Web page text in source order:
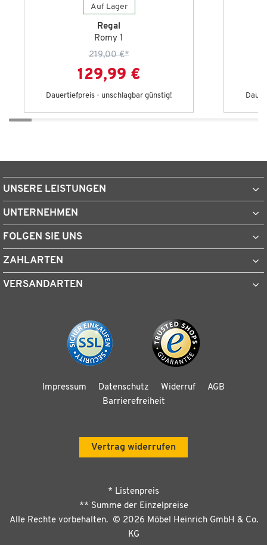
Auf Lager
Regal
Romy 1
219,00 €*
129,99 €
Dauertiefpreis - unschlagbar günstig!
UNSERE LEISTUNGEN
UNTERNEHMEN
FOLGEN SIE UNS
ZAHLARTEN
VERSANDARTEN
Impressum Datenschutz Widerruf
AGB
Barrierefreiheit
Vertrag widerrufen
* Listenpreis
** Summe der Einzelpreise
Alle Rechte vorbehalten. © 2026 Möbel Heinrich GmbH & Co.
KG